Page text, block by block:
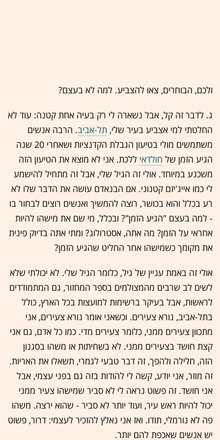
ולכם, הבוחרים, צאו להצביע. למה לא בעצם?
ג. לדבר זה קל, אבל נשארה לי רק בעיה אחת קטנה: עוד לא
החלטתי למי אצביע בעיר שלי, תל-אביב. הרבה אנשים
משתמשים מולי בטיעון הגבלת הקדנציות ושאחרי 20 שנה
הגיע הזמן של חולדאי ללכת. אני לא מוצא את הטיעון הזה
משכנע במיוחד. אולי זה הגיל שלי, אבל זה מתחיל להישמע
לי כמו אייג'יזם קטנוני. אם הבנאדם עושה את הדבר שלו לא
רע בכלל והוא בכושר, רוצה להמשיך ואנשים רוצים לבחור בו
- למה בעצם "הגיע הזמן"? ובכלל, מי שם את מישהו להיות
אחראי על הזמן? מה אתה, אסטרולוג? ומתי אתה בדיוק פינית
את מקומך כשמישהו אחר החליט שהגיע הזמן?
אולי זה באמת עניין של גיל, כלומר הגיל שלי. לא יכולתי שלא
לשים לב שרבים מהמצולמים בספר המחזור, גם המתמודדים
לראשות, אבל בעיקר ברשימות למועצות בכל הארץ, כולל
בתל-אביב, נורא צעירים. וכשאני אומר נורא צעירים, אני
מתכוון צעירים ממני, כלומר צעירים מדי. כמו כל אדם, גם אני
קצת חושד בצעירים ממני. לא בשחיתות או משהו בסגנון
הזה, חלילה ולהפך, זה דבר טבעי לגמרי, תשאלו את האריות.
זה מוזר, אני יודע, קשה לי להודות בזה גם בפני עצמי, אבל
אני חושד. זה פשוט נראה לי לא סביר שמישהו צעיר ממני
יכול להיות ראש עיר, ועוד יותר לא סביר - שהוא ירצה. משהו
פה לא נורמלי, תודו. ואז אני נאלץ להזכיר לעצמי: דרור, פשוט
יש אנשים שאכפת להם יותר.